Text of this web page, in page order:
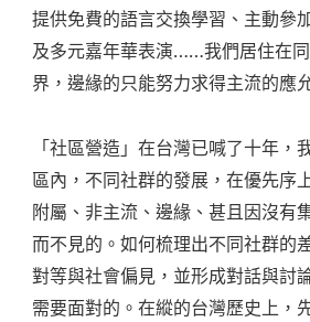
提供免費的語言交換學習、主動參
及多元嘉年華表演……我們居住在
界，邊緣的只能努力求得主流的應
「社區營造」在台灣已喊了十年，
區內，不同社群的發展，在優先序
附屬、非主流、邊緣、甚且因沒有
而不見的。如何梳理出不同社群的
對等與社會偏見，並形成對話與討
需要面對的。在縱的台灣歷史上，